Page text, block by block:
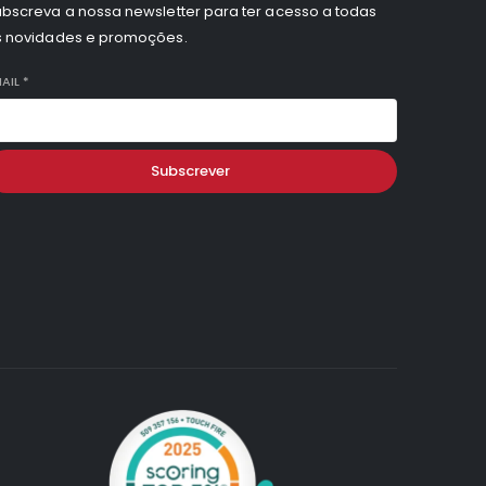
a nossa newsletter para ter acesso a todas
novidades e promoções.
*
Subscrever